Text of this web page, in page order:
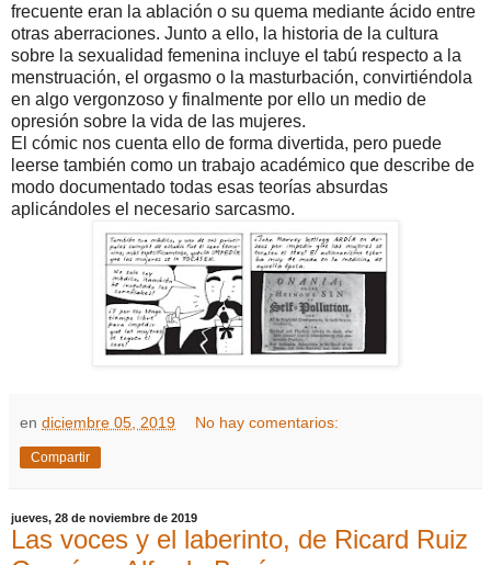
frecuente eran la ablación o su quema mediante ácido entre
otras aberraciones. Junto a ello, la historia de la cultura
sobre la sexualidad femenina incluye el tabú respecto a la
menstruación, el orgasmo o la masturbación, convirtiéndola
en algo vergonzoso y finalmente por ello un medio de
opresión sobre la vida de las mujeres.
El cómic nos cuenta ello de forma divertida, pero puede
leerse también como un trabajo académico que describe de
modo documentado todas esas teorías absurdas
aplicándoles el necesario sarcasmo.
en diciembre 05, 2019 No hay comentarios:
Compartir
jueves, 28 de noviembre de 2019
Las voces y el laberinto, de Ricard Ruiz